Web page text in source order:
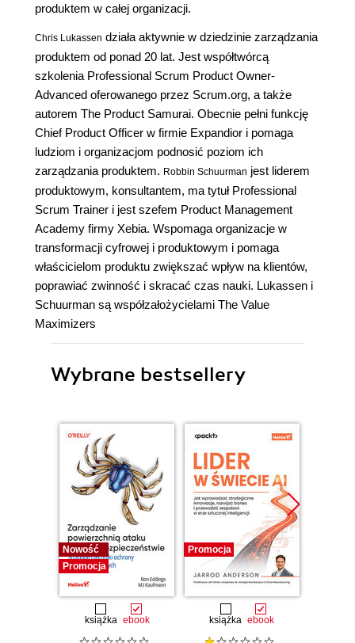
produktem w całej organizacji.
Chris Lukassen działa aktywnie w dziedzinie zarządzania
produktem od ponad 20 lat. Jest współtwórcą
szkolenia Professional Scrum Product Owner-
Advanced oferowanego przez Scrum.org, a także
autorem The Product Samurai. Obecnie pełni funkcję
Chief Product Officer w firmie Expandior i pomaga
ludziom i organizacjom podnosić poziom ich
zarządzania produktem. Robbin Schuurman jest liderem
produktowym, konsultantem, ma tytuł Professional
Scrum Trainer i jest szefem Product Management
Academy firmy Xebia. Wspomaga organizacje w
transformacji cyfrowej i produktowym i pomaga
właścicielom produktu zwiększać wpływ na klientów,
poprawiać zwinność i skracać czas nauki. Lukassen i
Schuurman są współzałożycielami The Value
Maximizers
Wybrane bestsellery
Nowość
Promocja
książka ebook
Promocja
książka ebook